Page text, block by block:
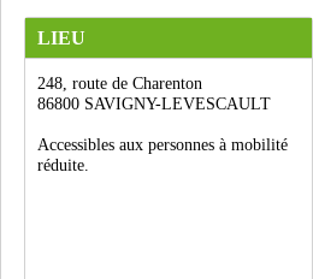
LIEU
248, route de Charenton
86800 SAVIGNY-LEVESCAULT
Accessibles aux personnes à mobilité
réduite.